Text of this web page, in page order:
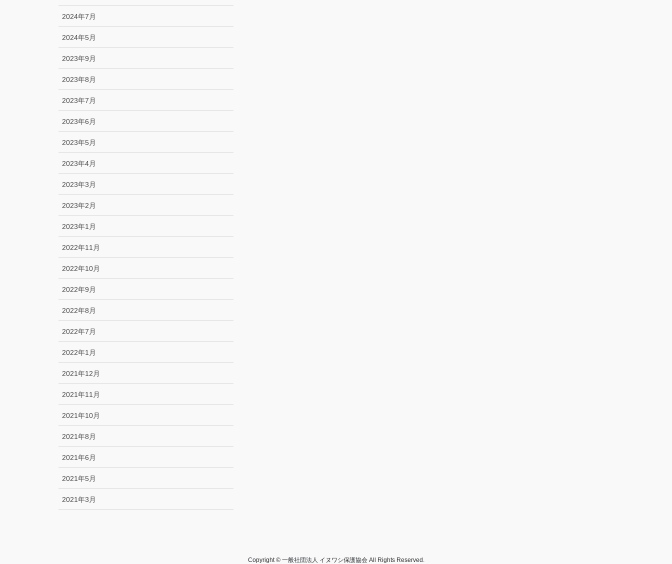
2024年7月
2024年5月
2023年9月
2023年8月
2023年7月
2023年6月
2023年5月
2023年4月
2023年3月
2023年2月
2023年1月
2022年11月
2022年10月
2022年9月
2022年8月
2022年7月
2022年1月
2021年12月
2021年11月
2021年10月
2021年8月
2021年6月
2021年5月
2021年3月
Copyright © 一般社団法人 イヌワシ保護協会 All Rights Reserved.